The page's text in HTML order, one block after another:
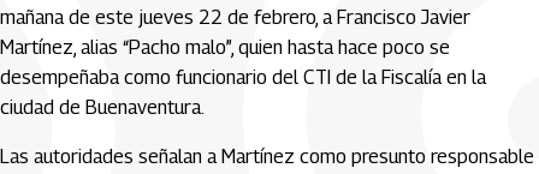
mañana de este jueves 22 de febrero, a Francisco Javier
Martínez, alias “Pacho malo”, quien hasta hace poco se
desempeñaba como funcionario del CTI de la Fiscalía en la
ciudad de Buenaventura.
Las autoridades señalan a Martínez como presunto responsable